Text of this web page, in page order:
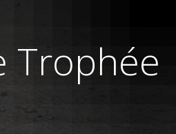
Trophée